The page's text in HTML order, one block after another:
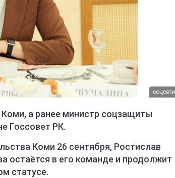
соцсети
а ранее министр соцзащиты
Госсовет РК.
Коми 26 сентября, Ростислав
остаётся в его команде и продолжит
статусе.